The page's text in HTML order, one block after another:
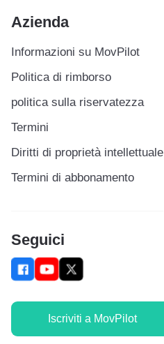
Azienda
Informazioni su MovPilot
Politica di rimborso
politica sulla riservatezza
Termini
Diritti di proprietà intellettuale
Termini di abbonamento
Seguici
Iscriviti a MovPilot